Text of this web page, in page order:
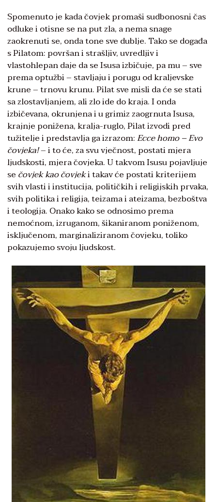
Spomenuto je kada čovjek promaši sudbonosni čas
odluke i otisne se na put zla, a nema snage
zaokrenuti se, onda tone sve dublje. Tako se događa
s Pilatom: površan i strašljiv, uvredljiv i
vlastohlepan daje da se Isusa izbičuje, pa mu – sve
prema optužbi – stavljaju i porugu od kraljevske
krune – trnovu krunu. Pilat sve misli da će se stati
sa zlostavljanjem, ali zlo ide do kraja. I onda
izbičevana, okrunjena i u grimiz zaogrnuta Isusa,
krajnje ponižena, kralja-ruglo, Pilat izvodi pred
tužitelje i predstavlja ga izrazom:Ecce homo – Evo
čovjeka!– i to će, za svu vječnost, postati mjera
ljudskosti, mjera čovjeka. U takvom Isusu pojavljuje
se čovjek kao čovjeki takav će postati kriterijem
svih vlasti i institucija, političkih i religijskih prvaka,
svih politika i religija, teizama i ateizama, bezboštva
i teologija. Onako kako se odnosimo prema
nemoćnom, izruganom, šikaniranom poniženom,
isključenom, marginaliziranom čovjeku, toliko
pokazujemo svoju ljudskost.